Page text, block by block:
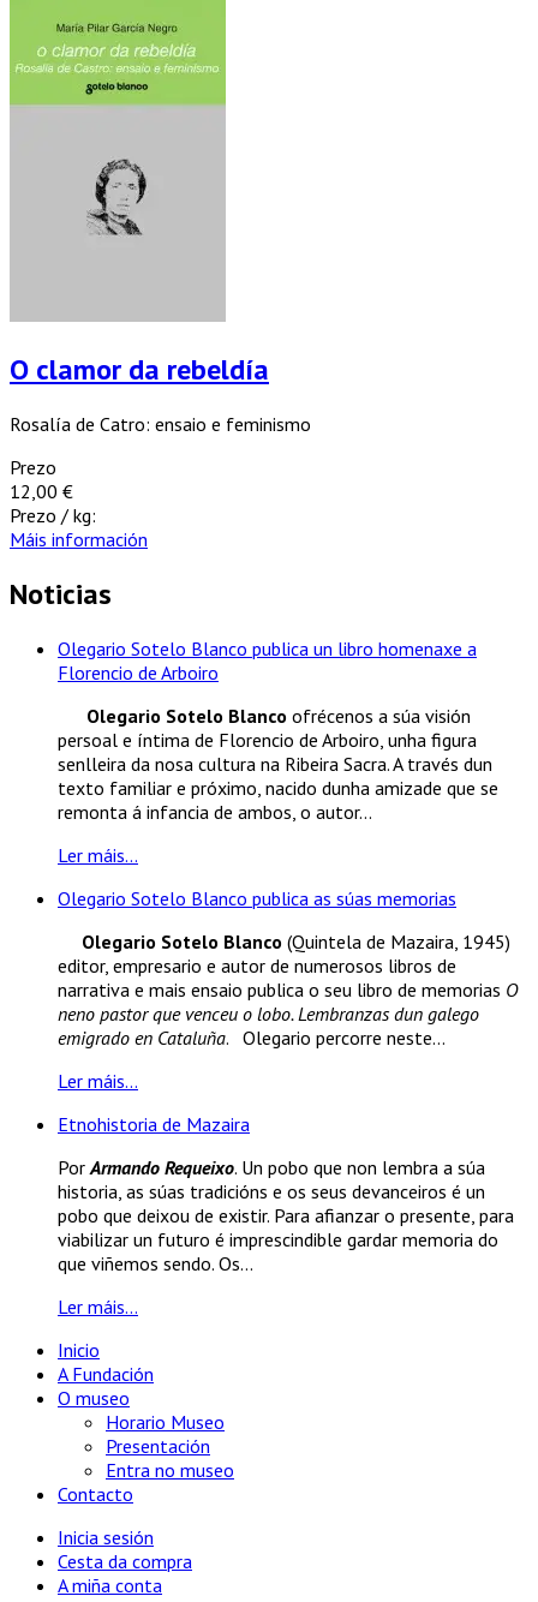
O clamor da rebeldía
Rosalía de Catro: ensaio e feminismo
Prezo
12,00 €
Prezo / kg:
Máis información
Noticias
Olegario Sotelo Blanco publica un libro homenaxe a
Florencio de Arboiro
Olegario Sotelo Blanco ofrécenos a súa visión
persoal e íntima de Florencio de Arboiro, unha figura
senlleira da nosa cultura na Ribeira Sacra. A través dun
texto familiar e próximo, nacido dunha amizade que se
remonta á infancia de ambos, o autor...
Ler máis...
Olegario Sotelo Blanco publica as súas memorias
Olegario Sotelo Blanco (Quintela de Mazaira, 1945)
editor, empresario e autor de numerosos libros de
narrativa e mais ensaio publica o seu libro de memorias O
neno pastor que venceu o lobo. Lembranzas dun galego
emigrado en Cataluña. Olegario percorre neste...
Ler máis...
Etnohistoria de Mazaira
Por Armando Requeixo. Un pobo que non lembra a súa
historia, as súas tradicións e os seus devanceiros é un
pobo que deixou de existir. Para afianzar o presente, para
viabilizar un futuro é imprescindible gardar memoria do
que viñemos sendo. Os...
Ler máis...
Inicio
A Fundación
O museo
Horario Museo
Presentación
Entra no museo
Contacto
Inicia sesión
Cesta da compra
A miña conta